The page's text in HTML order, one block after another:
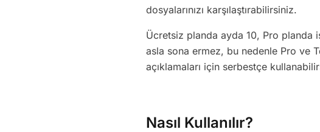
dosyalarınızı karşılaştırabilirsiniz.
Ücretsiz planda ayda 10, Pro planda
asla sona ermez, bu nedenle Pro ve
açıklamaları için serbestçe
Nasıl Kullanılır?